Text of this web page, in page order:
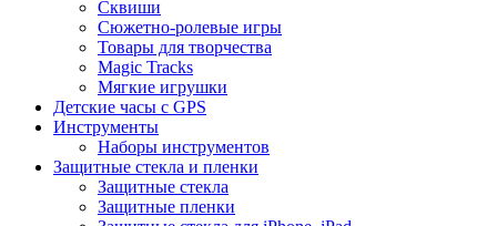
Сквиши
Сюжетно-ролевые игры
Товары для творчества
Magic Tracks
Мягкие игрушки
Детские часы с GPS
Инструменты
Наборы инструментов
Защитные стекла и пленки
Защитные стекла
Защитные пленки